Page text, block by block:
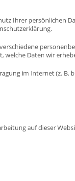
Ihrer persönlichen
Daten wir
im Internet (z.
auf dieser